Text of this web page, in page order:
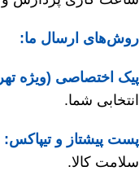
روش‌های ارسال ما:
پیک اختصاصی (ویژه
انتخابی شما.
پست پیشتاز و تیپاکس:
سلامت کالا.